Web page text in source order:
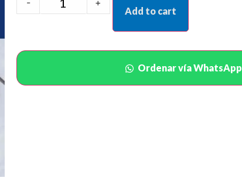
- +
Add to cart
Ordenar vía WhatsApp